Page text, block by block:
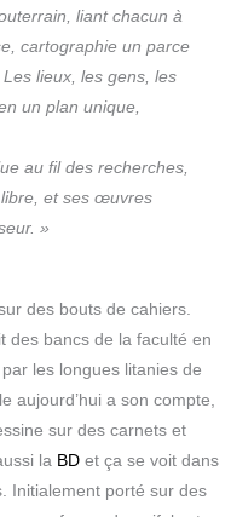
liant chacun à
cartographie un parce
lieux, les gens, les
un plan unique,
au fil des recherches,
et ses œuvres
»
des bouts de cahiers.
des bancs de la faculté en
les longues litanies de
aujourd’hui a son compte,
sur des carnets et
la BD et ça se voit dans
Initialement porté sur des